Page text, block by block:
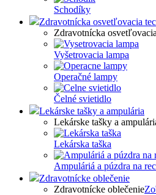
Schodíky
Zdravotnícka osvetľovacia
Zdravotnícka
Vyšetrovacia lampa
Operačné lampy
Čelné svietidlo
Lekárske tašky a ampulária
Lekárske tašky a
Lekárska taška
Ampuláriá a púzdra na
Zdravotnícke oblečenie
Zdravotnícke oblečenie